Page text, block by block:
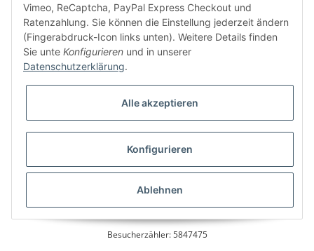
Bitte senden Sie mir entsprechend IhrerDatenschutzerklärungregelmäßig und
jederzeit widerruflich Informationen zu Ihrem Produktsortiment per E-Mail zu.
* Alle Preise inkl. gesetzlicher USt., zzgl.
Besucherzähler: 5847475
Vimeo, ReCaptcha, PayPal Express Checkout und
Ratenzahlung. Sie können die Einstellung jederzeit ändern
(Fingerabdruck-Icon links unten). Weitere Details finden
Sie unte Konfigurieren und in unserer
Datenschutzerklärung.
Alle akzeptieren
Konfigurieren
Ablehnen